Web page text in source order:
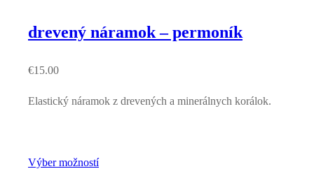
drevený náramok – permoník
€15.00
Elastický náramok z drevených a minerálnych korálok.
Výber možností